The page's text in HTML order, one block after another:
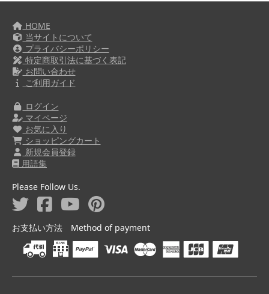
HOME
当サイトについて
プライバシーポリシー
特定商取引法に基づく表記
お問い合わせ
ご利用ガイド
ログイン
マイページ
お気に入り
ショッピングカート
新規会員登録
用語集
Please Follow Us.
お支払い方法 Method of payment